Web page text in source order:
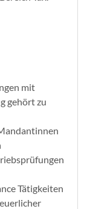
mit
gehört zu
Tätigkeiten